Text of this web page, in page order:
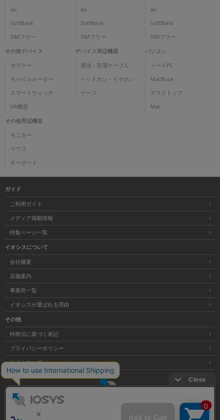
au
SoftBank
SIMフリー
au
SoftBank
SIMフリー
au
SoftBank
SIMフリー
その他デバイス
ガラケー
モバイルルーター
スマートウォッチ
VR機器
デバイス周辺機器
通信・充電ケーブル
ヘッドホン・イヤホン
ケース
パソコン
ノートPC
MacBook
デスクトップ
Mac
その他周辺機器
モニター
マウス
キーボード
ガイド
ご利用ガイド
メディア掲載情報
特集ページ一覧
イオシスについて
会社概要
店舗案内
事業所一覧
イオシスが選ばれる理由
その他
特商法に基づく表記
プライバシーポリシー
サイトマップ
大阪府公安委員会発行 古物商許可証 第621121002176号